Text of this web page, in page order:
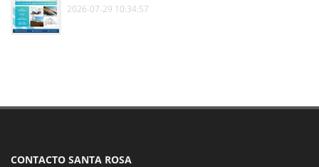
2026-07-29 10:34:57
CONTACTO SANTA ROSA